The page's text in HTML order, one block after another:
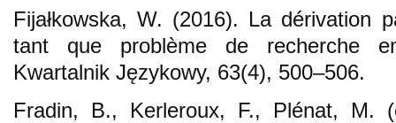
Fijałkowska, W. (2016). La dérivation
tant que problème de recherche
Kwartalnik Językowy, 63(4), 500–506.
Fradin, B., Kerleroux, F., Plénat, M.